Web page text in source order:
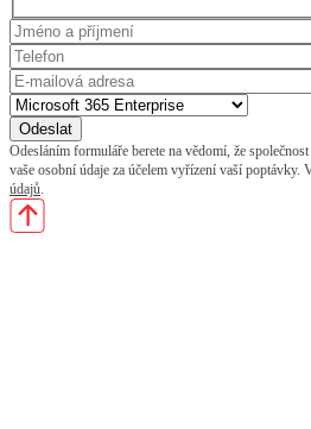
Odesláním formuláře berete na vědomí, že
vaše osobní údaje za účelem vyřízení vaší poptávky.
údajů.